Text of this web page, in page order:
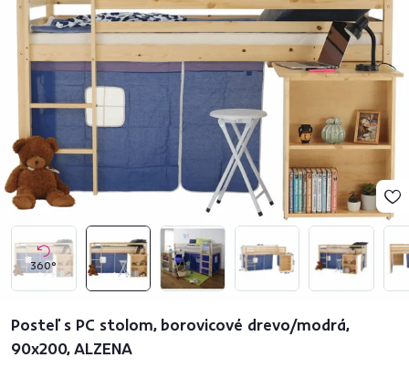
360°
Posteľ s PC stolom, borovicové drevo/modrá,
90x200, ALZENA